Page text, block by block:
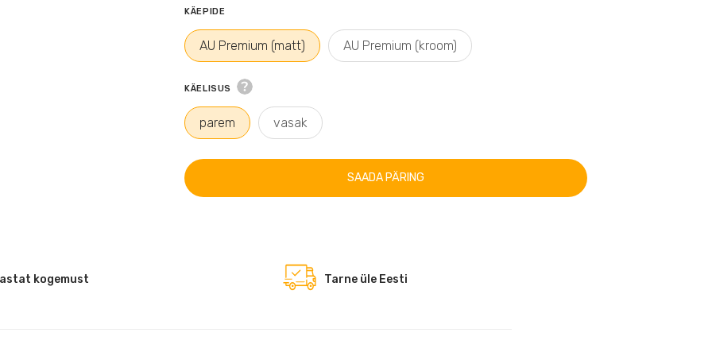
KÄEPIDE
AU Premium (matt) AU Premium (kroom)
KÄELISUS
parem vasak
SAADA PÄRING
kogemust Tarne üle Eesti